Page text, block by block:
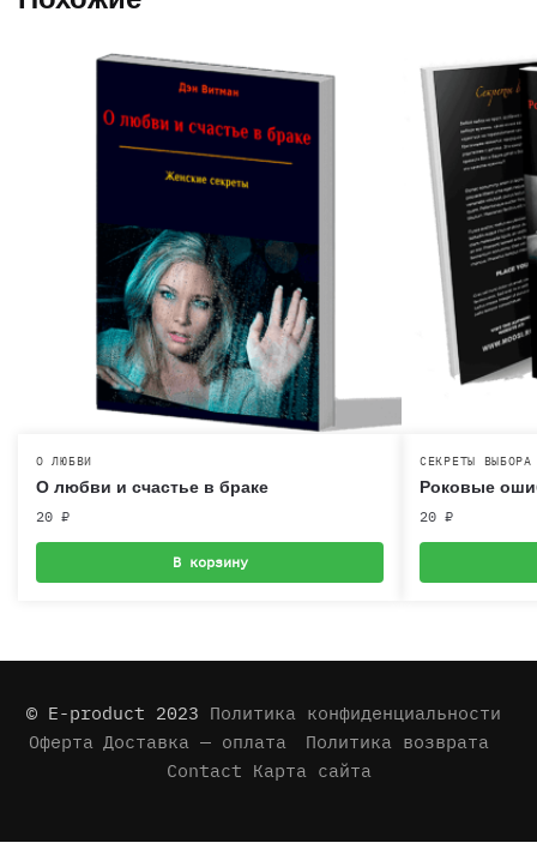
О ЛЮБВИ
О любви и счастье в браке
20 ₽
В корзину
СЕКРЕТЫ ВЫБОРА
Роковые
20 ₽
© E-product 2023 Политика конфиденциальности
Оферта Доставка — оплата
Политика возврата
Contact Карта сайта